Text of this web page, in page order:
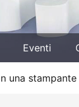
Eventi
una